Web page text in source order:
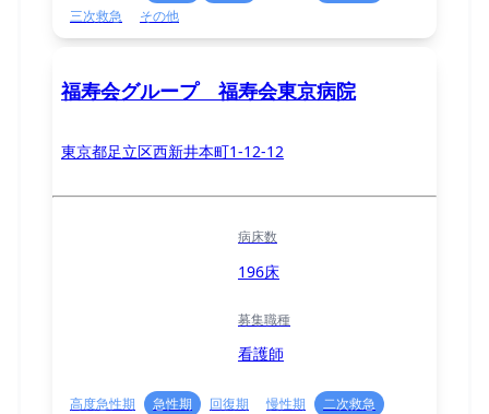
三次救急
その他
福寿会グループ 福寿会東京病院
東京都足立区西新井本町1-12-12
病床数
196床
募集職種
看護師
高度急性期 急性期 回復期 慢性期
二次救急